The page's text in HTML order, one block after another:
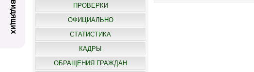
ПРОВЕРКИ
ОФИЦИАЛЬНО
СТАТИСТИКА
КАДРЫ
ОБРАЩЕНИЯ ГРАЖДАН